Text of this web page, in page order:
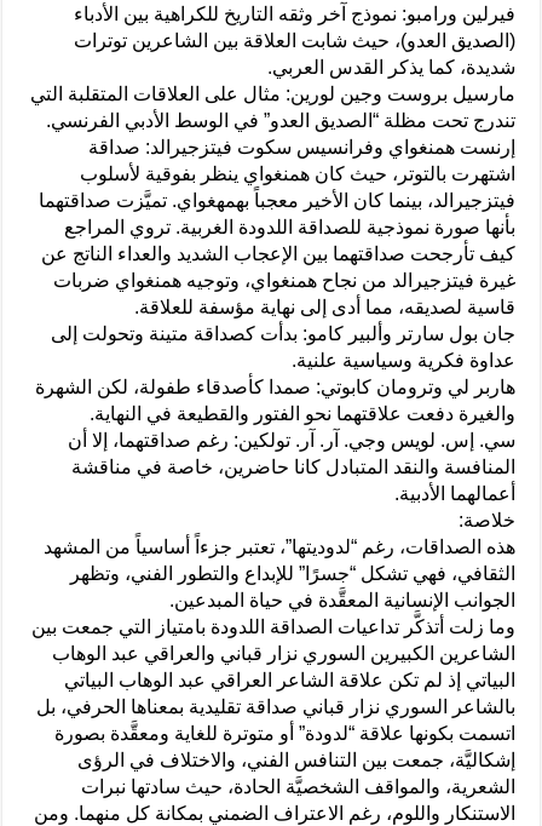
فيرلين ورامبو: نموذج آخر وثقه التاريخ للكراهية بين الأدباء
(الصديق العدو)، حيث شابت العلاقة بين الشاعرين توترات
شديدة، كما يذكر القدس العربي.
مارسيل بروست وجين لورين: مثال على العلاقات المتقلبة التي
تندرج تحت مظلة “الصديق العدو” في الوسط الأدبي الفرنسي.
إرنست همنغواي وفرانسيس سكوت فيتزجيرالد: صداقة
اشتهرت بالتوتر، حيث كان همنغواي ينظر بفوقية لأسلوب
فيتزجيرالد، بينما كان الأخير معجباً بهمهغواي. تميَّزت صداقتهما
بأنها صورة نموذجية للصداقة اللدودة الغربية. تروي المراجع
كيف تأرجحت صداقتهما بين الإعجاب الشديد والعداء الناتج عن
غيرة فيتزجيرالد من نجاح همنغواي، وتوجيه همنغواي ضربات
قاسية لصديقه، مما أدى إلى نهاية مؤسفة للعلاقة.
جان بول سارتر وألبير كامو: بدأت كصداقة متينة وتحولت إلى
عداوة فكرية وسياسية علنية.
هاربر لي وترومان كابوتي: صمدا كأصدقاء طفولة، لكن الشهرة
والغيرة دفعت علاقتهما نحو الفتور والقطيعة في النهاية.
سي. إس. لويس وجي. آر. آر. تولكين: رغم صداقتهما، إلا أن
المنافسة والنقد المتبادل كانا حاضرين، خاصة في مناقشة
أعمالهما الأدبية.
خلاصة:
هذه الصداقات، رغم “لدوديتها”، تعتبر جزءاً أساسياً من المشهد
الثقافي، فهي تشكل “جسرًا” للإبداع والتطور الفني، وتظهر
الجوانب الإنسانية المعقَّدة في حياة المبدعين.
وما زلت أتذكَّر تداعيات الصداقة اللدودة بامتياز التي جمعت بين
الشاعرين الكبيرين السوري نزار قباني والعراقي عبد الوهاب
البياتي إذ لم تكن علاقة الشاعر العراقي عبد الوهاب البياتي
بالشاعر السوري نزار قباني صداقة تقليدية بمعناها الحرفي، بل
اتسمت بكونها علاقة “لدودة” أو متوترة للغاية ومعقَّدة بصورة
إشكاليَّة، جمعت بين التنافس الفني، والاختلاف في الرؤى
الشعرية، والمواقف الشخصيَّة الحادة، حيث سادتها نبرات
الاستنكار واللوم، رغم الاعتراف الضمني بمكانة كل منهما. ومن